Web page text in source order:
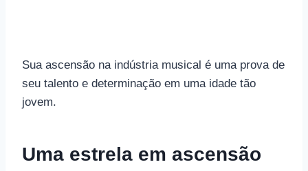
Sua ascensão na indústria musical é uma prova de
seu talento e determinação em uma idade tão
jovem.
Uma estrela em ascensão